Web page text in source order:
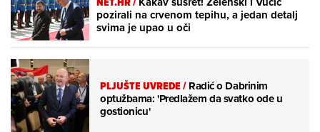
pozirali na crvenom tepihu, a jedan detalj
svima je upao u oči
PLJUŠTE UVREDE/Radić o Dabrinim
optužbama: 'Predlažem da svatko ode u
gostionicu'